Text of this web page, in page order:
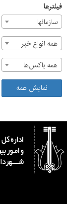
فیلترها
سازمان‎ها
همه انواع خبر
همه باکس‌ها
نمایش همه